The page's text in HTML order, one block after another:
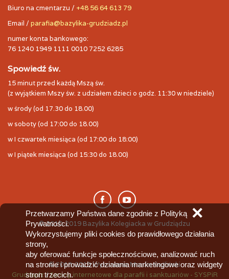
Biuro na cmentarzu / +48 56 64 613 79
Email /parafia@bazylika-grudziadz.pl
numer konta bankowego:
76 1240 1949 1111 0010 7252 6285
Spowiedź św.
15 minut przed każdą Mszą św.
(z wyjątkiem Mszy św. z udziałem dzieci o godz. 11:30 w niedziele)
w środy (od 17.30 do 18.00)
w soboty (od 17:00 do 18.00)
w I czwartek miesiąca (od 17:00 do 18:00)
w I piątek miesiąca (od 15:30 do 18.00)
© 2010-2019 Bazylika Kolegiacka w Grudziądzu
© 2018-2019 Wykonanie Marcin Koźliński
Grudziądz/Strony internetowe dla parafii i sanktuariów - SYSPiR
✕
Przetwarzamy Państwa dane zgodnie z Polityką
Prywatności.
Wykorzystujemy pliki cookies do prawidłowego działania
strony,
aby oferować funkcje społecznościowe, analizować ruch
na stronie i prowadzić działania marketingowe oraz widgety
stron trzecich.